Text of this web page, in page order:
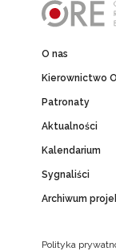
O nas
Kierownictwo
Patronaty
Aktualności
Kalendarium
Sygnaliści
Archiwum
Polityka